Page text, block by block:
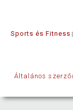
Sports és Fitness
Általános